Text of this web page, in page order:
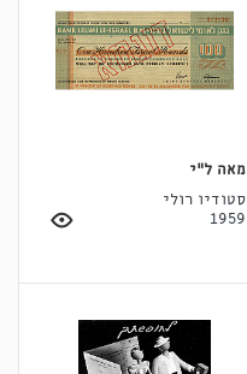
מאה ל"י
סטודיו רולי
1959